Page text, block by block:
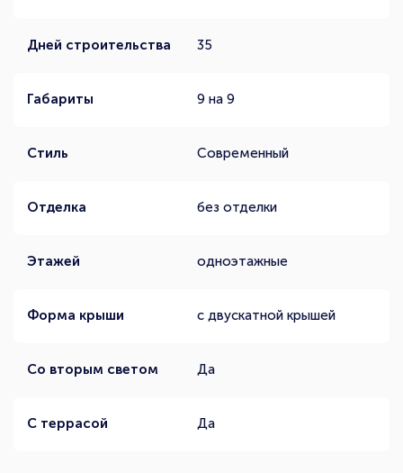
Дней строительства 35
Габариты 9 на 9
Стиль Современный
Отделка без отделки
Этажей одноэтажные
Форма крыши с двускатной крышей
Со вторым светом Да
С террасой Да